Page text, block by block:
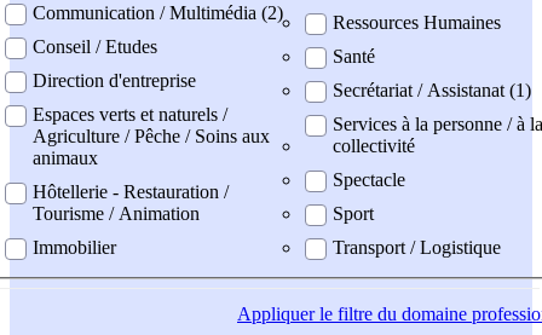
Communication / Multimédia (2)
Conseil / Etudes
Direction d'entreprise
Espaces verts et naturels /
Agriculture / Pêche / Soins aux
animaux
Hôtellerie - Restauration /
Tourisme / Animation
Immobilier
Ressources Humaines
Santé
Secrétariat / Assistanat (1)
Services à la personne / à la
collectivité
Spectacle
Sport
Transport / Logistique
Appliquerle filtre du domaine